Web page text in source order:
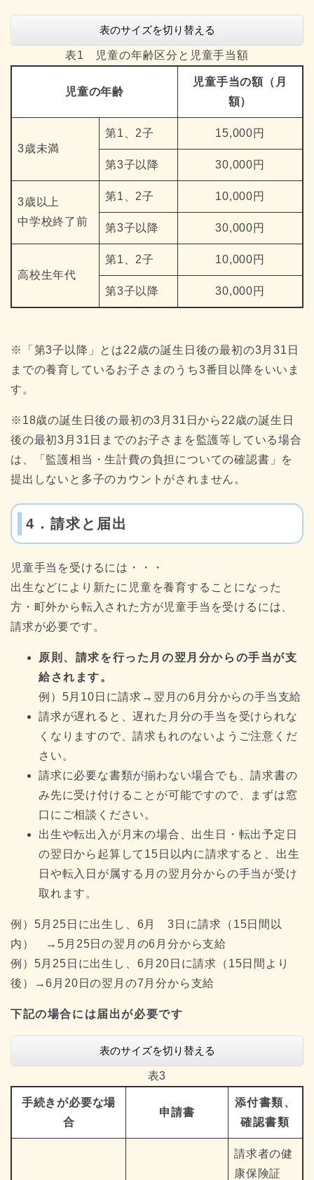
表のサイズを切り替える
表1 児童の年齢区分と児童手当額
児童の年齢
児童手当の額（月
額）
3歳未満
第1、2子 15,000円
第3子以降 30,000円
3歳以上
中学校終了前
第1、2子 10,000円
第3子以降 30,000円
高校生年代
第1、2子 10,000円
第3子以降 30,000円
※「第3子以降」とは22歳の誕生日後の最初の3月31日
までの養育しているお子さまのうち3番目以降をいいま
す。
※18歳の誕生日後の最初の3月31日から22歳の誕生日
後の最初3月31日までのお子さまを監護等している場合
は、「監護相当・生計費の負担についての確認書」を
提出しないと多子のカウントがされません。
4．請求と届出
児童手当を受けるには・・・
出生などにより新たに児童を養育することになった
方・町外から転入された方が児童手当を受けるには、
請求が必要です。
原則、請求を行った月の翌月分からの手当が支
給されます。
例）5月10日に請求→翌月の6月分からの手当支給
請求が遅れると、遅れた月分の手当を受けられな
くなりますので、請求もれのないようご注意くだ
さい。
請求に必要な書類が揃わない場合でも、請求書の
み先に受け付けることが可能ですので、まずは窓
口にご相談ください。
出生や転出入が月末の場合、出生日・転出予定日
の翌日から起算して15日以内に請求すると、出生
日や転入日が属する月の翌月分からの手当が受け
取れます。
例）5月25日に出生し、6月 3日に請求（15日間以
内） →5月25日の翌月の6月分から支給
例）5月25日に出生し、6月20日に請求（15日間より
後）→6月20日の翌月の7月分から支給
下記の場合には届出が必要です
表のサイズを切り替える
表3
手続きが必要な場
合
申請書
添付書類、
確認書類
請求者の健
康保険証